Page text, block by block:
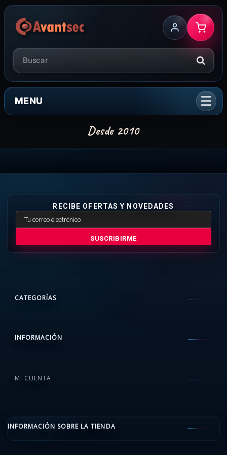
MENU
RECIBE OFERTAS Y NOVEDADES
SUSCRIBIRME
CATEGORÍAS
INFORMACIÓN
MI CUENTA
INFORMACIÓN SOBRE LA TIENDA